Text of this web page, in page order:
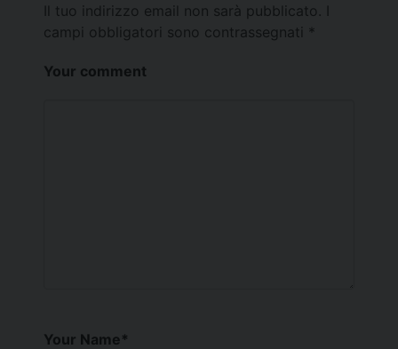
Il tuo indirizzo email non sarà pubblicato.
campi obbligatori sono contrassegnati *
Your comment
Your Name*